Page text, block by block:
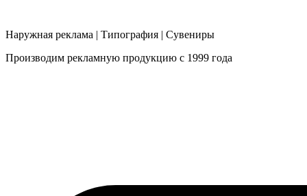
Наружная реклама | Типография | Сувениры
Производим рекламную продукцию с 1999 года